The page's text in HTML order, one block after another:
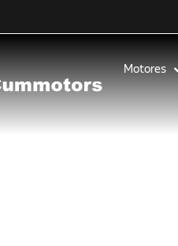
Motores